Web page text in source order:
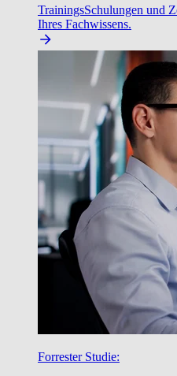
TrainingsSchulungen und
Ihres Fachwissens.
Forrester Studie: